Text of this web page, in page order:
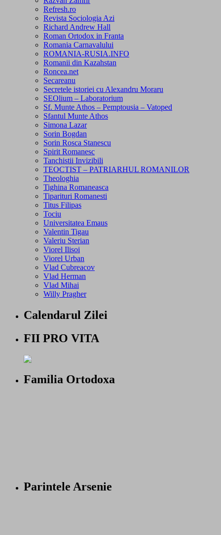
Refresh.ro
Revista Sociologia Azi
Richard Andrew Hall
Roman Ortodox in Franta
Romania Carnavalului
ROMANIA-RUSIA.INFO
Romanii din Kazahstan
Roncea.net
Secareanu
Secretele istoriei cu Alexandru Moraru
SEOlium – Laboratorium
Sf. Munte Athos – Pemptousia – Vatoped
Sfantul Munte Athos
Simona Lazar
Sorin Bogdan
Sorin Rosca Stanescu
Spirit Romanesc
Tanchistii Invizibili
TEOCTIST – PATRIARHUL ROMANILOR
Theologhia
Tighina Romaneasca
Tiparituri Romanesti
Titus Filipas
Tociu
Universitatea Emaus
Valentin Tigau
Valeriu Sterian
Viorel Ilisoi
Viorel Urban
Vlad Cubreacov
Vlad Herman
Vlad Mihai
Willy Pragher
Calendarul Zilei
FII PRO VITA
Familia Ortodoxa
Parintele Arsenie